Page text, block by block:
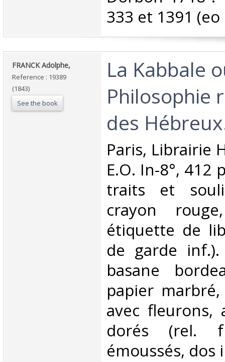
333 et 1391 (eo
‎FRANCK Adolphe,‎
Reference : 19389
(1843)
See the book
‎La Kabbale
Philosophie
des
‎Paris, Librairie
E.O. In-8°, 412
traits et
crayon
étiquette de
de garde
basane
papier
avec
dorés (rel.
émoussés, dos